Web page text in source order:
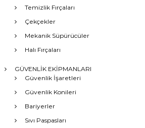
Temizlik Fırçaları
Çekçekler
Mekanik Süpürücüler
Halı Fırçaları
GÜVENLİK EKİPMANLARI
Güvenlik İşaretleri
Güvenlik Konileri
Bariyerler
Sıvı Paspasları